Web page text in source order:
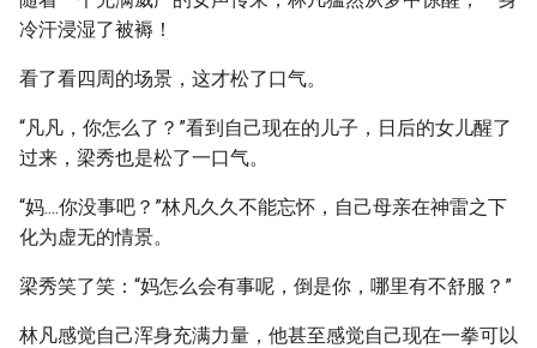
冷汗浸湿了被褥！
看了看四周的场景，这才松了口气。
“凡凡，你怎么了？”看到自己现在的儿子，日后的女儿醒了
过来，梁秀也是松了一口气。
“妈....你没事吧？”林凡久久不能忘怀，自己母亲在神雷之下
化为虚无的情景。
梁秀笑了笑：“妈怎么会有事呢，倒是你，哪里有不舒服？”
林凡感觉自己浑身充满力量，他甚至感觉自己现在一拳可以